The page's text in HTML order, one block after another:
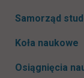
Samorząd
Koła naukowe
Osiągnięcia